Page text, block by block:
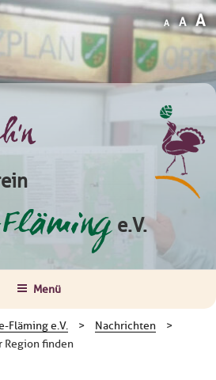
A
Decrease
font
AReset
font
size.
A
e.V.
Menü
Fläming e.V. > Nachrichten
>
Region finden